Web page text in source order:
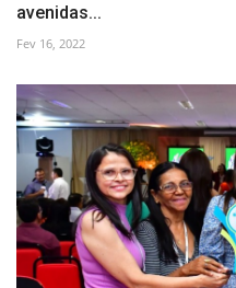
avenidas...
Fev 16, 2022